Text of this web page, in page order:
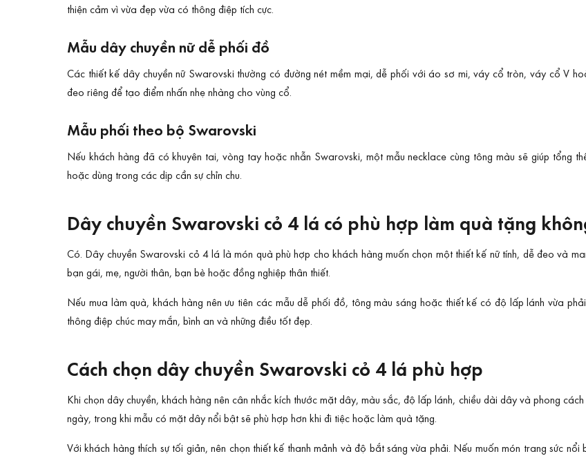
thiện cảm vì vừa đẹp vừa có thông điệp tích cực.
Mẫu dây chuyền nữ dễ phối đồ
Các thiết kế dây chuyền nữ Swarovski thường có đường nét mềm mại, dễ phối với áo sơ mi, váy cổ tròn, váy cổ V
đeo riêng để tạo điểm nhấn nhẹ nhàng cho vùng cổ.
Mẫu phối theo bộ Swarovski
Nếu khách hàng đã có khuyên tai, vòng tay hoặc nhẫn Swarovski, một mẫu necklace cùng tông màu sẽ giúp tổng
hoặc dùng trong các dịp cần sự chỉn chu.
Dây chuyền Swarovski cỏ 4 lá có phù hợp làm quà tặng
Có. Dây chuyền Swarovski cỏ 4 lá là món quà phù hợp cho khách hàng muốn chọn một thiết kế nữ tính, dễ đeo và
bạn gái, mẹ, người thân, bạn bè hoặc đồng nghiệp thân thiết.
Nếu mua làm quà, khách hàng nên ưu tiên các mẫu dễ phối đồ, tông màu sáng hoặc thiết kế có độ lấp lánh vừa
thông điệp chúc may mắn, bình an và những điều tốt đẹp.
Cách chọn dây chuyền Swarovski cỏ 4 lá phù hợp
Khi chọn dây chuyền, khách hàng nên cân nhắc kích thước mặt dây, màu sắc, độ lấp lánh, chiều dài dây và phong
ngày, trong khi mẫu có mặt dây nổi bật sẽ phù hợp hơn khi đi tiệc hoặc làm quà tặng.
Với khách hàng thích sự tối giản, nên chọn thiết kế thanh mảnh và độ bắt sáng vừa phải. Nếu muốn món trang sức